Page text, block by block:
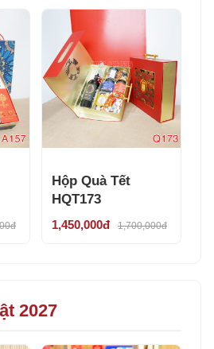
Hộp Quà Tết
HQT173
1,450,000đ 1,700,000đ
2027